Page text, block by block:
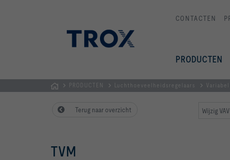
CONTACTEN
PRODUCTEN
PRODUCTEN Luchthoeveelheidsregelaars
Terug naar overzicht Wijzig
TVM